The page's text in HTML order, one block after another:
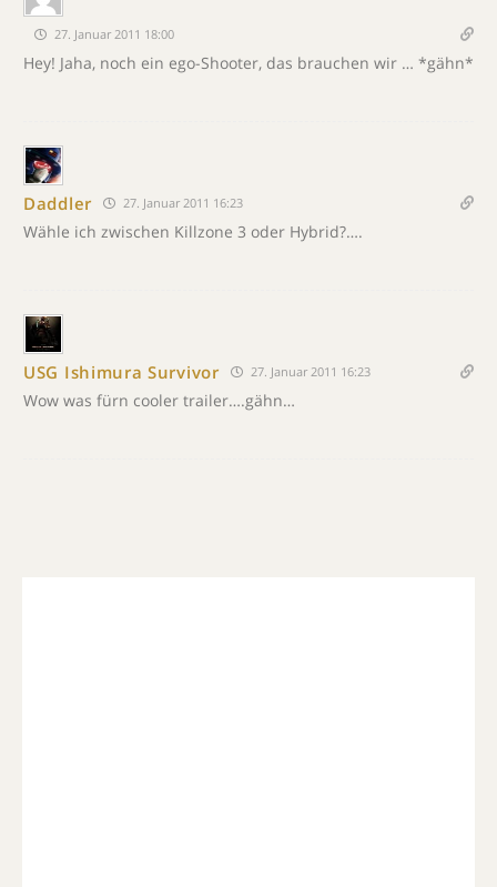
27. Januar 2011 18:00
Hey! Jaha, noch ein ego-Shooter, das brauchen wir … *gähn*
Daddler 27. Januar 2011 16:23
Wähle ich zwischen Killzone 3 oder Hybrid?….
USG Ishimura Survivor 27. Januar 2011 16:23
Wow was fürn cooler trailer….gähn…